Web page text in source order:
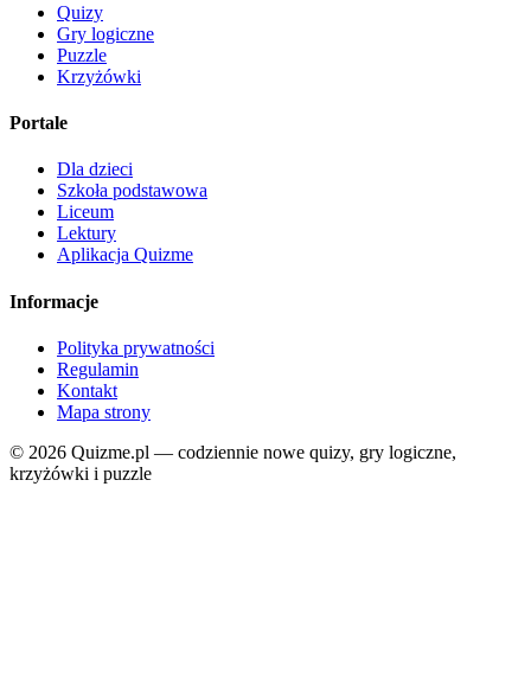
Quizy
Gry logiczne
Puzzle
Krzyżówki
Portale
Dla dzieci
Szkoła podstawowa
Liceum
Lektury
Aplikacja Quizme
Informacje
Polityka prywatności
Regulamin
Kontakt
Mapa strony
© 2026 Quizme.pl — codziennie nowe quizy, gry logiczne,
krzyżówki i puzzle